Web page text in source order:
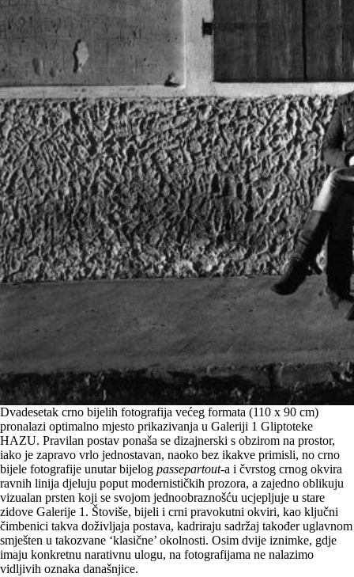
Dvadesetak crno bijelih fotografija većeg formata (110 x 90 cm)
pronalazi optimalno mjesto prikazivanja u Galeriji 1 Gliptoteke
HAZU. Pravilan postav ponaša se dizajnerski s obzirom na prostor,
iako je zapravo vrlo jednostavan, naoko bez ikakve primisli, no crno
bijele fotografije unutar bijelog passepartout-a i čvrstog crnog okvira
ravnih linija djeluju poput modernističkih prozora, a zajedno oblikuju
vizualan prsten koji se svojom jednoobraznošću ucjepljuje u stare
zidove Galerije 1. Štoviše, bijeli i crni pravokutni okviri, kao ključni
čimbenici takva doživljaja postava, kadriraju sadržaj također uglavnom
smješten u takozvane ‘klasične’ okolnosti. Osim dvije iznimke, gdje
imaju konkretnu narativnu ulogu, na fotografijama ne nalazimo
vidljivih oznaka današnjice.